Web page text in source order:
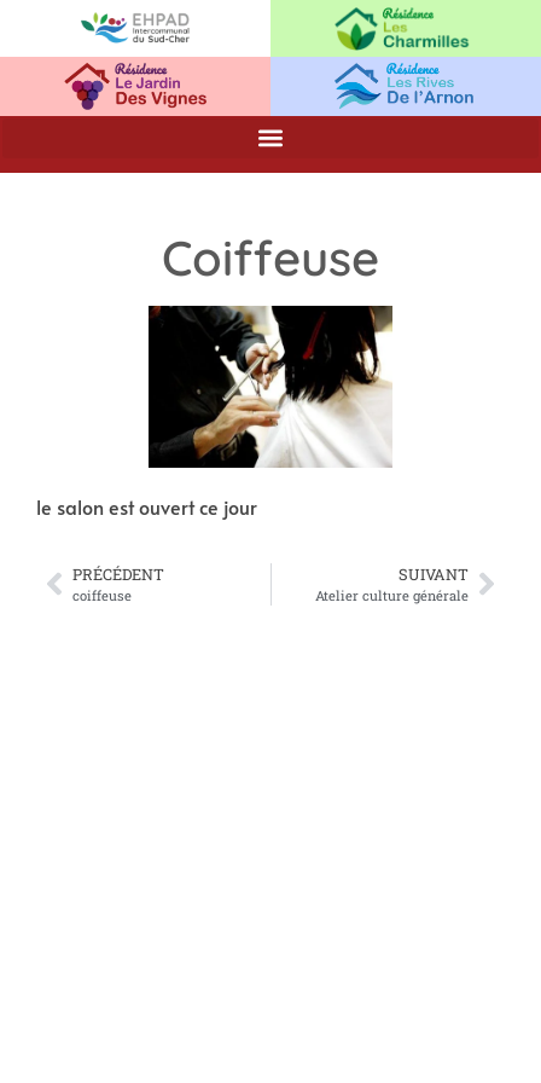
Coiffeuse
le salon est ouvert ce jour
PRÉCÉDENT
coiffeuse
SUIVANT
Atelier culture générale